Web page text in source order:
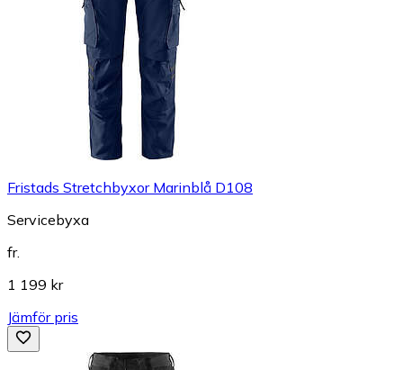
Fristads Stretchbyxor Marinblå D108
Servicebyxa
fr.
1 199 kr
Jämför pris